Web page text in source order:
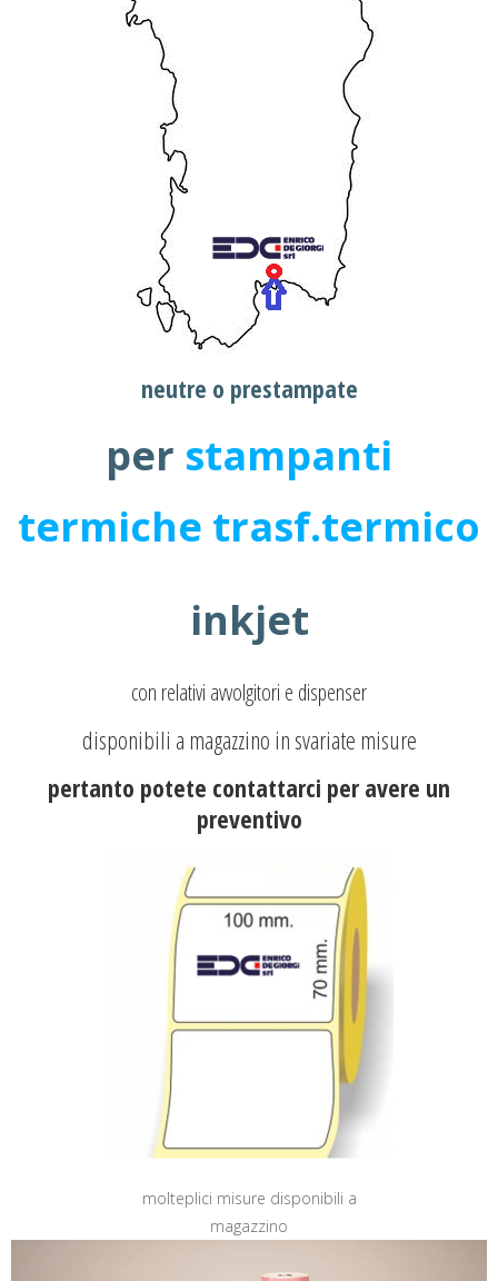
neutre o prestampate
per stampanti
termiche trasf.termico
inkjet
con relativi avvolgitori e dispenser
disponibili a magazzino in svariate misure
pertanto potete contattarci per avere un
preventivo
molteplici misure disponibili a
magazzino